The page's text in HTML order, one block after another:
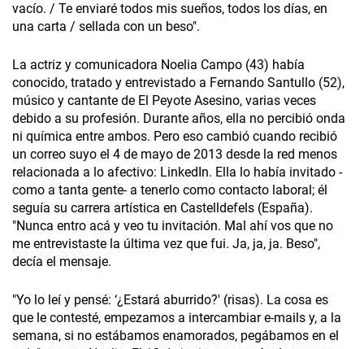
vacío. / Te enviaré todos mis sueños, todos los días, en
una carta / sellada con un beso".
La actriz y comunicadora Noelia Campo (43) había
conocido, tratado y entrevistado a Fernando Santullo (52),
músico y cantante de El Peyote Asesino, varias veces
debido a su profesión. Durante años, ella no percibió onda
ni química entre ambos. Pero eso cambió cuando recibió
un correo suyo el 4 de mayo de 2013 desde la red menos
relacionada a lo afectivo: LinkedIn. Ella lo había invitado -
como a tanta gente- a tenerlo como contacto laboral; él
seguía su carrera artística en Castelldefels (España).
"Nunca entro acá y veo tu invitación. Mal ahí vos que no
me entrevistaste la última vez que fui. Ja, ja, ja. Beso",
decía el mensaje.
"Yo lo leí y pensé: ‘¿Estará aburrido?' (risas). La cosa es
que le contesté, empezamos a intercambiar e-mails y, a la
semana, si no estábamos enamorados, pegábamos en el